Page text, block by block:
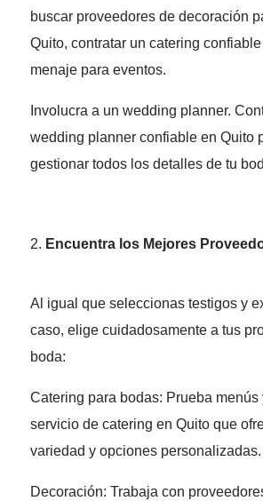
buscar proveedores de decoración
Quito, contratar un catering
menaje para eventos.
Involucra a un wedding planner.
wedding planner confiable en Quito
gestionar todos los detalles de tu
Encuentra los Mejores
Al igual que seleccionas testigos y
caso, elige cuidadosamente a tus
boda:
Catering para bodas: Prueba
servicio de catering en Quito que
variedad y opciones personalizadas.
Decoración: Trabaja con